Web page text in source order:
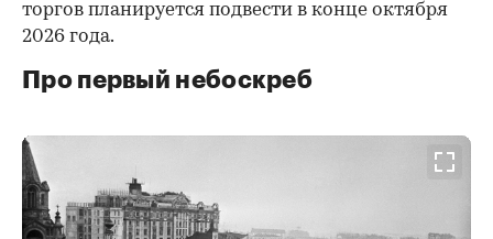
торгов планируется подвести в конце октября
2026 года.
Про первый небоскреб